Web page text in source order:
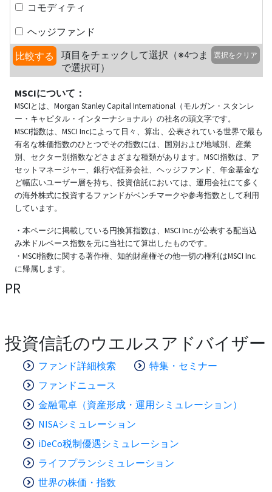
コモディティ
ヘッジファンド
比較する
項目をチェックして選択（※4つま
で選択可）
選択をクリア
MSCIについて：
MSCIとは、Morgan Stanley Capital International（モルガン・スタンレ
ー・キャピタル・インターナショナル）の社名の頭文字です。
MSCI指数は、MSCI Incによって日々、算出、公表されている世界で最も
有名な株価指数のひとつでその指数には、国別および地域別、産業
別、セクター別指数などさまざまな種類があります。MSCI指数は、ア
セットマネージャー、銀行や証券会社、ヘッジファンド、年金基金な
ど幅広いユーザー層を持ち、投資信託においては、運用会社にて多く
の海外株式に投資するファンドがベンチマークや参考指数として利用
しています。
・本ページに掲載している円換算指数は、MSCI Inc.が公表する配当込
み米ドルベース指数を元に当社にて算出したものです。
・MSCI指数に関する著作権、知的財産権その他一切の権利はMSCI Inc.
に帰属します。
PR
投資信託のウエルスアドバイザー
ファンド詳細検索
特集・セミナー
ファンドニュース
金融電卓（資産形成・運用シミュレーション）
NISAシミュレーション
iDeCo税制優遇シミュレーション
ライフプランシミュレーション
世界の株価・指数